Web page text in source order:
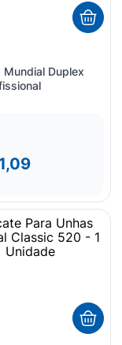
Mundial Duplex